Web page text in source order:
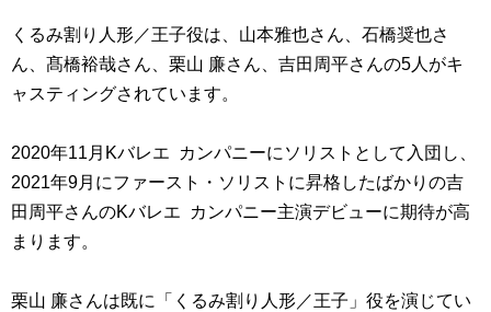
くるみ割り人形／王子役は、山本雅也さん、石橋奨也さ
ん、髙橋裕哉さん、栗山 廉さん、吉田周平さんの5人がキ
ャスティングされています。
2020年11月Kバレエ カンパニーにソリストとして入団し、
2021年9月にファースト・ソリストに昇格したばかりの吉
田周平さんのKバレエ カンパニー主演デビューに期待が高
まります。
栗山 廉さんは既に「くるみ割り人形／王子」役を演じてい